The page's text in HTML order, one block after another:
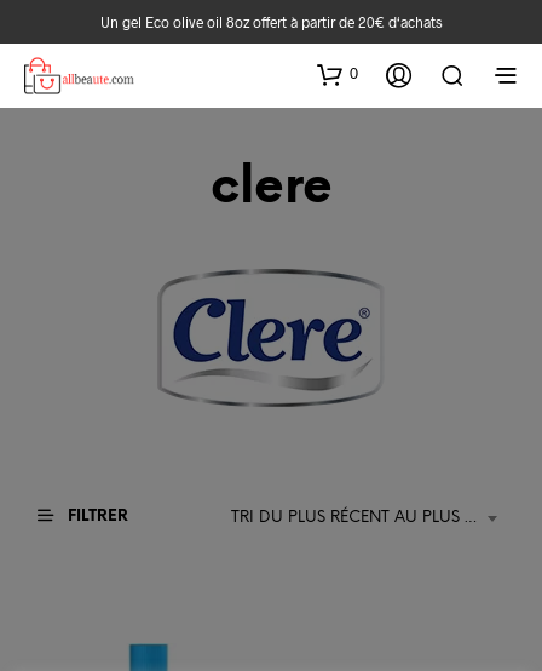
Un gel Eco olive oil 8oz offert à partir de 20€ d‘achats
0
clere
FILTRER TRI DU PLUS RÉCENT AU PLUS ANCIEN